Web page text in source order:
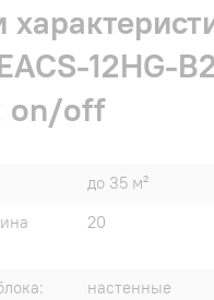
12HG-
on/off
до 35 м²
20
настенные